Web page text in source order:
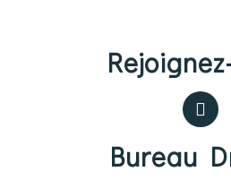
Bureau